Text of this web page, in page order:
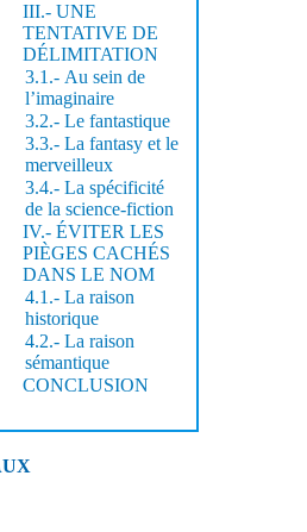
III.- UNE
TENTATIVE DE
DÉLIMITATION
3.1.- Au sein de
l’imaginaire
3.2.- Le fantastique
3.3.- La fantasy et le
merveilleux
3.4.- La spécificité
de la science-fiction
IV.- ÉVITER LES
PIÈGES CACHÉS
DANS LE NOM
4.1.- La raison
historique
4.2.- La raison
sémantique
CONCLUSION